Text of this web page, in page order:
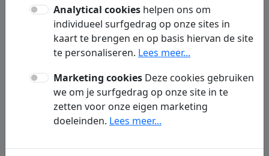
Vind bakkers en bakkerijen in België. Ontdek
ambachtelijk brood, patisserie en lokale
bakkerijen in jouw buurt en regio.
Antwerpen
Analytical cookies helpen ons om
individueel surfgedrag op onze sites in
kaart te brengen en op basis hiervan de site
te personaliseren. Lees meer...
Marketing cookies Deze cookies gebruiken
we om je surfgedrag op onze site in te
zetten voor onze eigen marketing
doeleinden. Lees meer...